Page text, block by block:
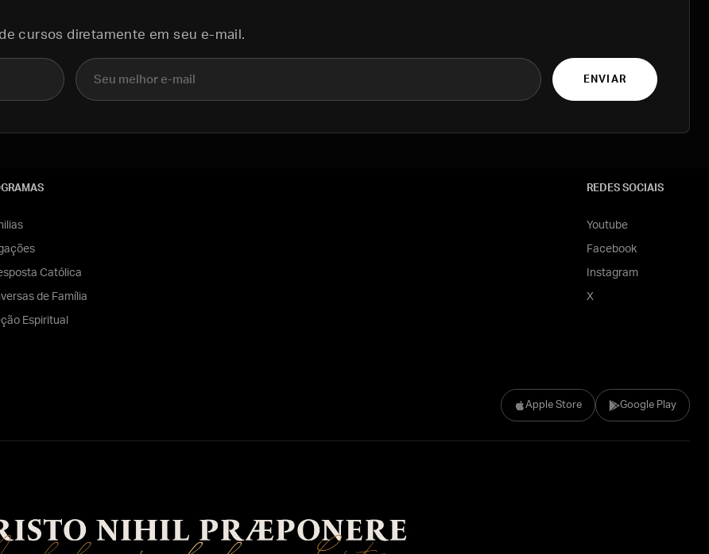
cursos diretamente em seu e-mail.
E-mail
ENVIAR
Apple Store Google Play
Católica
de Família
Espiritual
REDES SOCIAIS
Youtube
Facebook
Instagram
X